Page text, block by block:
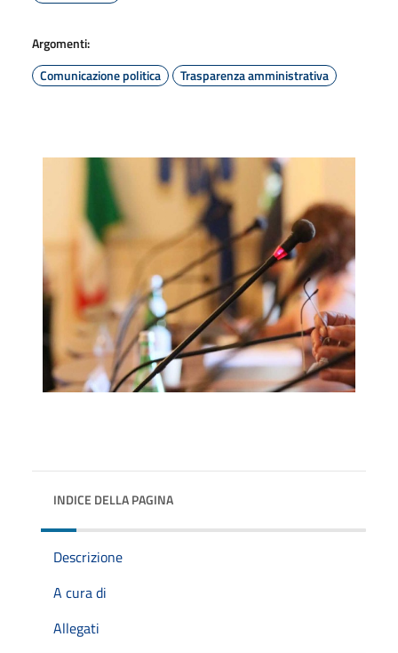
Argomenti:
Comunicazione politica
Trasparenza amministrativa
INDICE DELLA PAGINA
Descrizione
A cura di
Allegati